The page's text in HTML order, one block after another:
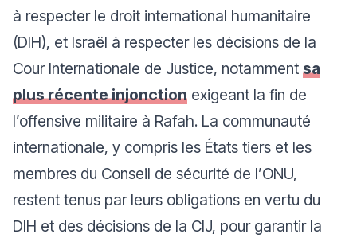
à respecter le droit international humanitaire
(DIH), et Israël à respecter les décisions de la
Cour Internationale de Justice, notamment sa
plus récente injonction exigeant la fin de
l’offensive militaire à Rafah. La communauté
internationale, y compris les États tiers et les
membres du Conseil de sécurité de l’ONU,
restent tenus par leurs obligations en vertu du
DIH et des décisions de la CIJ, pour garantir la